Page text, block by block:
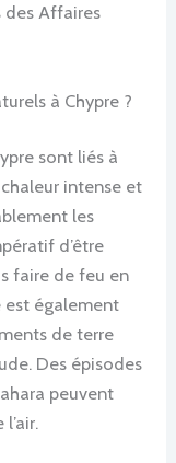
des Affaires
à Chypre ?
sont liés à
intense et
les
d’être
faire de feu en
est également
de terre
Des épisodes
peuvent